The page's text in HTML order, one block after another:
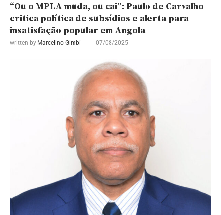
“Ou o MPLA muda, ou cai”: Paulo de Carvalho
critica política de subsídios e alerta para
insatisfação popular em Angola
written by Marcelino Gimbi 07/08/2025